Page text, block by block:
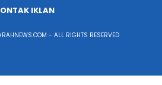
IKLAN
- ALL RIGHTS RESERVED